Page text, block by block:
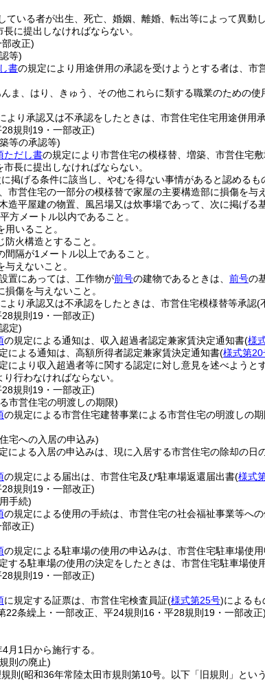
ている者が出生、死亡、婚姻、離婚、転出等によって異
長に提出しなければならない。
改正)
等)
書の規定により用途併用の承認を受けようとする者は、市
ま、はり、きゅう、その他これらに類する職業のための
より承認又は不承認をしたときは、市営住宅住宅用途併用
規則19・一部改正)
等の承認等)
ただし書の規定により市営住宅の模様替、増築、市営住宅
市長に提出しなければならない。
掲げる条件に該当し、やむを得ない事情があると認めるも
市営住宅の一部分の模様替で家屋の主要構造部に損傷を与
造平屋建の物置、風呂場又は炊事場であって、次に掲げる
方メートル以内であること。
いること。
防火構造とすること。
間隔が1メートル以上であること。
えないこと。
置にあっては、工作物が前号の建物であるときは、 前号の
傷を与えないこと。
より承認又は不承認をしたときは、市営住宅模様替等承認(
規則19・一部改正)
定)
の規定による通知は、収入超過者認定兼家賃決定通知書(様
による通知は、高額所得者認定兼家賃決定通知書(様式第20
により収入超過者等に関する認定に対し意見を述べよう
り行わなければならない。
規則19・一部改正)
市営住宅の明渡しの期限)
の規定による市営住宅建替事業による市営住宅の明渡しの
宅への入居の申込み)
による入居の申込みは、現に入居する市営住宅の除却の日
の規定による届出は、市営住宅及び駐車場返還届出書(様式
規則19・一部改正)
手続)
の規定による使用の手続は、市営住宅の社会福祉事業等へ
改正)
の規定による駐車場の使用の申込みは、市営住宅駐車場使
する駐車場の使用の決定をしたときは、市営住宅駐車場使
規則19・一部改正)
に規定する証票は、市営住宅検査員証(様式第25号)によるも
22条繰上・一部改正、平24規則16・平28規則19・一部改正)
月1日から施行する。
則の廃止)
則 (昭和36年常陸太田市規則第10号。以下「旧規則」とい